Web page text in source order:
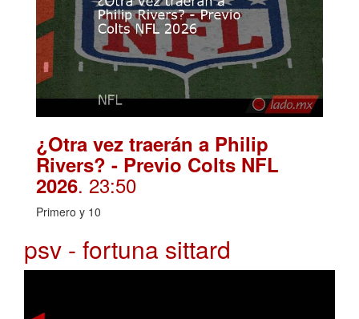
¿Otra vez traerán a Philip
Rivers? - Previo Colts NFL
2026. 23:50
Primero y 10
psv - fortuna sittard